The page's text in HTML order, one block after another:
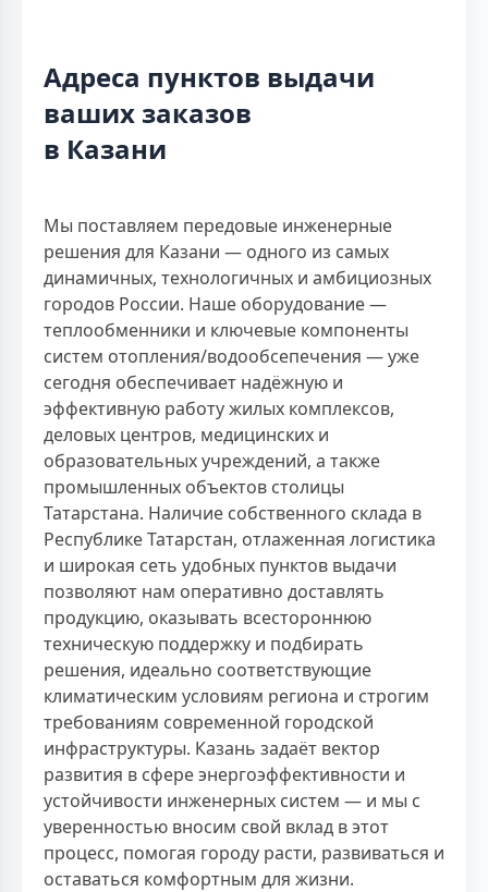
Адреса пунктов выдачи
ваших заказов
в Казани
Мы поставляем передовые инженерные
решения для Казани — одного из самых
динамичных, технологичных и амбициозных
городов России. Наше оборудование —
теплообменники и ключевые компоненты
систем отопления/водообсепечения — уже
сегодня обеспечивает надёжную и
эффективную работу жилых комплексов,
деловых центров, медицинских и
образовательных учреждений, а также
промышленных объектов столицы
Татарстана. Наличие собственного склада в
Республике Татарстан, отлаженная логистика
и широкая сеть удобных пунктов выдачи
позволяют нам оперативно доставлять
продукцию, оказывать всестороннюю
техническую поддержку и подбирать
решения, идеально соответствующие
климатическим условиям региона и строгим
требованиям современной городской
инфраструктуры. Казань задаёт вектор
развития в сфере энергоэффективности и
устойчивости инженерных систем — и мы с
уверенностью вносим свой вклад в этот
процесс, помогая городу расти, развиваться и
оставаться комфортным для жизни.